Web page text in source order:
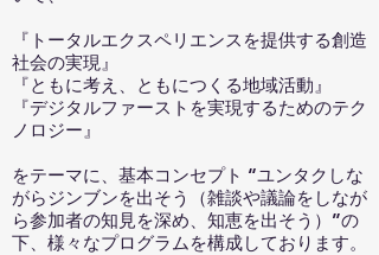
『トータルエクスペリエンスを提供する創造
社会の実現』
『ともに考え、ともにつくる地域活動』
『デジタルファーストを実現するためのテク
ノロジー』
をテーマに、基本コンセプト “ユンタクしな
がらジンブンを出そう（雑談や議論をしなが
ら参加者の知見を深め、知恵を出そう）”の
下、様々なプログラムを構成しております。